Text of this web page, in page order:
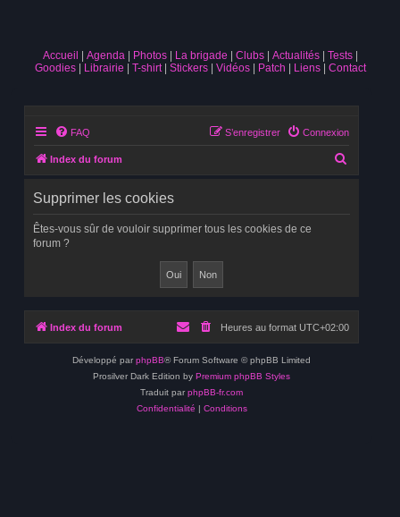
Accueil Agenda Photos La brigade Clubs Actualités
Tests
Goodies
Librairie T-shirt Stickers Vidéos Patch Liens Contact
FAQ Connexion
S’enregistrer
Index du forum
h
e
Supprimer les cookies
Êtes-vous sûr de vouloir supprimer tous les cookies de ce
forum ?
Index du forum Heures au format UTC+02:00
Développé par phpBB® Forum Software © phpBB Limited
Prosilver Dark Edition by Premium phpBB Styles
Traduit par phpBB-fr.com
Confidentialité | Conditions